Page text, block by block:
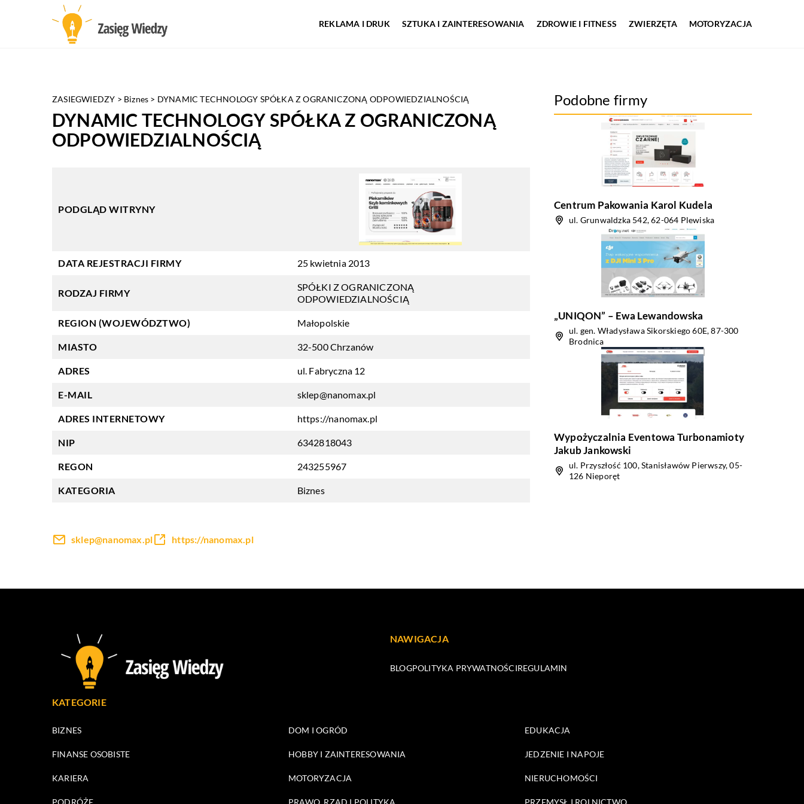
REKLAMA I DRUK SZTUKA I ZAINTERESOWANIA ZDROWIE I FITNESS ZWIERZĘTA MOTORYZACJA
ZASIEGWIEDZY > Biznes > DYNAMIC TECHNOLOGY SPÓŁKA Z OGRANICZONĄ ODPOWIEDZIALNOŚCIĄ
DYNAMIC TECHNOLOGY SPÓŁKA Z OGRANICZONĄ
ODPOWIEDZIALNOŚCIĄ
PODGLĄD WITRYNY
DATA REJESTRACJI FIRMY 25 kwietnia 2013
RODZAJ FIRMY
SPÓŁKI Z OGRANICZONĄ
ODPOWIEDZIALNOŚCIĄ
REGION (WOJEWÓDZTWO) Małopolskie
MIASTO 32-500 Chrzanów
ADRES ul. Fabryczna 12
E-MAIL sklep@nanomax.pl
ADRES INTERNETOWY https://nanomax.pl
NIP 6342818043
REGON 243255967
KATEGORIA Biznes
Podobne firmy
Centrum Pakowania Karol Kudela
ul. Grunwaldzka 542, 62-064 Plewiska
„UNIQON” – Ewa Lewandowska
ul. gen. Władysława Sikorskiego 60E, 87-300
Brodnica
Wypożyczalnia Eventowa Turbonamioty
Jakub Jankowski
ul. Przyszłość 100, Stanisławów Pierwszy, 05-
126 Nieporęt
sklep@nanomax.pl https://nanomax.pl
NAWIGACJA
BLOGPOLITYKA PRYWATNOŚCIREGULAMIN
KATEGORIE
BIZNES DOM I OGRÓD EDUKACJA
FINANSE OSOBISTE HOBBY I ZAINTERESOWANIA JEDZENIE I NAPOJE
KARIERA MOTORYZACJA NIERUCHOMOŚCI
PODRÓŻE PRAWO, RZĄD I POLITYKA PRZEMYSŁ I ROLNICTWO